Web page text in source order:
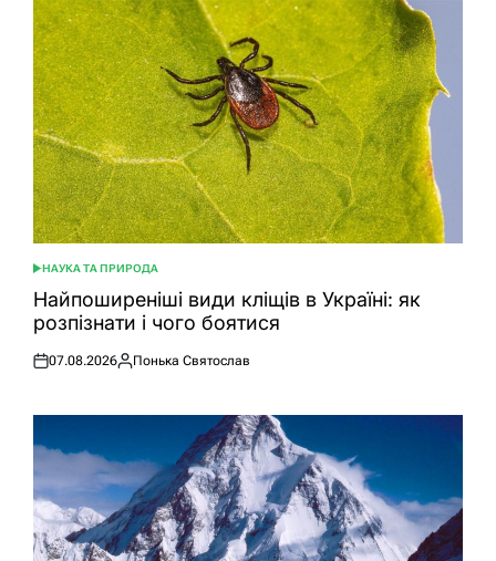
ОПУБЛІКУВАТИ
У
НАУКА ТА ПРИРОДА
Найпоширеніші види кліщів в Україні: як
розпізнати і чого боятися
Оприлюднено
07.08.2026
Опубліковано
Понька Святослав